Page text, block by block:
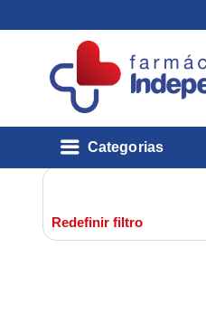
Categorias
Redefinir filtro